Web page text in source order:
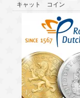
キャット コイン